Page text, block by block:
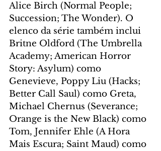
Alice Birch (Normal People;
Succession; The Wonder). O
elenco da série também inclui
Britne Oldford (The Umbrella
Academy; American Horror
Story: Asylum) como
Genevieve, Poppy Liu (Hacks;
Better Call Saul) como Greta,
Michael Chernus (Severance;
Orange is the New Black) como
Tom, Jennifer Ehle (A Hora
Mais Escura; Saint Maud) como